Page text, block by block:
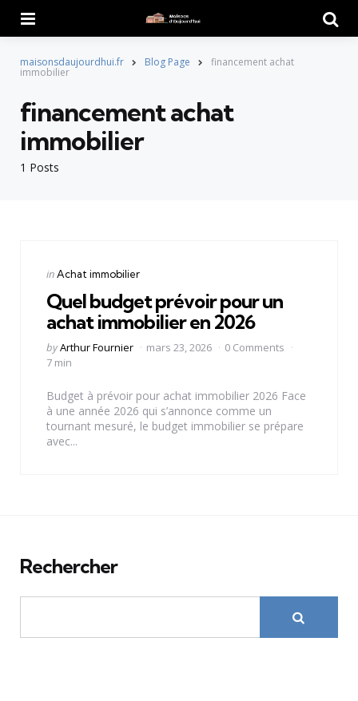
maisonsdaujourdhui.fr Blog Page financement achat
immobilier
1 Posts
financement achat
immobilier
Categories
Posted
inAchat immobilier
Quel budget prévoir pour un
achat immobilier en 2026
Posted
by
byArthur Fournier mars 23, 2026
0 Comments
7 min
Budget à prévoir pour achat immobilier 2026 Face
à une année 2026 qui s’annonce comme un
tournant mesuré, le budget immobilier se prépare
avec...
Rechercher